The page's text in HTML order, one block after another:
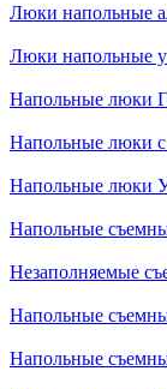
Люки напольные
Люки напольные
Напольные люки
Напольные люки
Напольные люки
Напольные
Незаполняемые
Напольные
Напольные